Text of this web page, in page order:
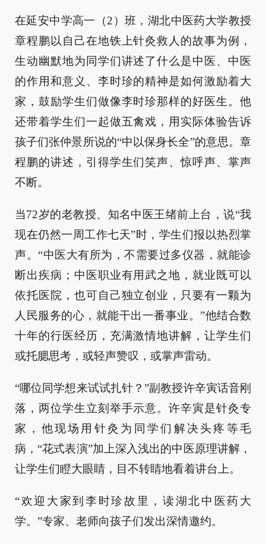
在延安中学高一（2）班，湖北中医药大学教授
章程鹏以自己在地铁上针灸救人的故事为例，
生动幽默地为同学们讲述了什么是中医、中医
的作用和意义、李时珍的精神是如何激励着大
家，鼓励学生们做像李时珍那样的好医生。他
还带着学生们一起做五禽戏，用实际体验告诉
孩子们张仲景所说的“中以保身长全”的意思。章
程鹏的讲述，引得学生们笑声、惊呼声、掌声
不断。
当72岁的老教授、知名中医王绪前上台，说“我
现在仍然一周工作七天”时，学生们报以热烈掌
声。“中医大有所为，不需要过多仪器，就能诊
断出疾病；中医职业有用武之地，就业既可以
依托医院，也可自己独立创业，只要有一颗为
人民服务的心，就能干出一番事业。”他结合数
十年的行医经历，充满激情地讲解，让学生们
或托腮思考，或轻声赞叹，或掌声雷动。
“哪位同学想来试试扎针？”副教授许辛寅话音刚
落，两位学生立刻举手示意。许辛寅是针灸专
家，他现场用针灸为同学们解决头疼等毛
病，“花式表演”加上深入浅出的中医原理讲解，
让学生们瞪大眼睛，目不转睛地看着讲台上。
“欢迎大家到李时珍故里，读湖北中医药大
学。”专家、老师向孩子们发出深情邀约。